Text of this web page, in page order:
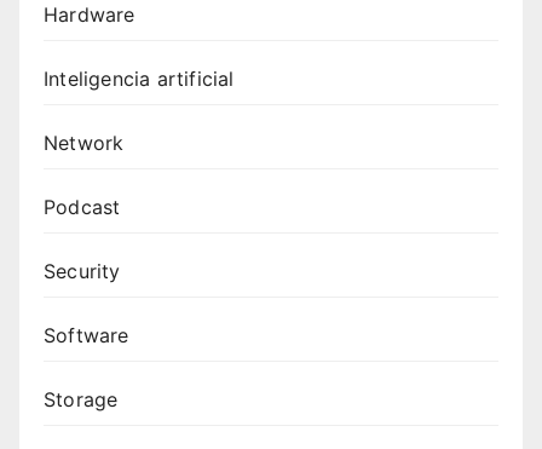
Hardware
Inteligencia artificial
Network
Podcast
Security
Software
Storage